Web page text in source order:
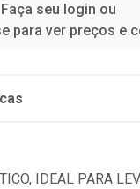
Faça seu login ou
para ver preços e
IDEAL PARA